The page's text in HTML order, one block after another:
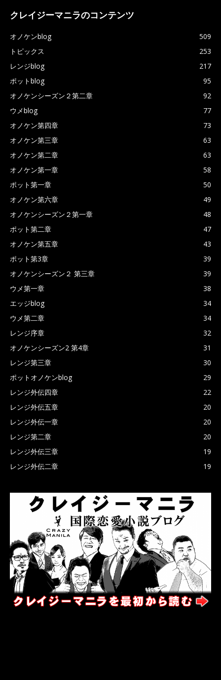
クレイジーマニラのコンテンツ
オノケンblog
509
トピックス
253
レンジblog
217
ポットblog
95
オノケンシーズン２第二章
92
ウメblog
77
オノケン第四章
73
オノケン第三章
63
オノケン第二章
63
オノケン第一章
58
ポット第一章
50
オノケン第六章
49
オノケンシーズン２第一章
48
ポット第二章
47
オノケン第五章
43
ポット第3章
39
オノケンシーズン２ 第三章
39
ウメ第一章
38
エッジblog
34
ウメ第二章
34
レンジ序章
32
オノケンシーズン2 第4章
31
レンジ第三章
30
ポットオノケンblog
29
レンジ外伝四章
22
レンジ外伝五章
20
レンジ外伝一章
20
レンジ第二章
20
レンジ外伝三章
19
レンジ外伝二章
19